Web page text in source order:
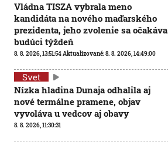
Vládna TISZA vybrala meno
kandidáta na nového maďarského
prezidenta, jeho zvolenie sa očakáva
budúci týždeň
8. 8. 2026, 13:51:54Aktualizované:8. 8. 2026, 14:49:00
Svet
Nízka hladina Dunaja odhalila aj
nové termálne pramene, objav
vyvoláva u vedcov aj obavy
8. 8. 2026, 11:30:31